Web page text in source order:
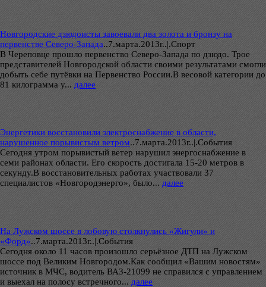
Новгородские дзюдоисты завоевали два золота и бронзу на
первенстве Северо-Запада..7.марта.2013г..|.Спорт
В Череповце прошло первенство Северо-Запада по дзюдо. Трое
представителей Новгородской области своими результатами смогли
добыть себе путёвки на Первенство России.В весовой категории до
81 килограмма у... далее
Энергетики восстановили электроснабжение в области,
нарушенное порывистым ветром..7.марта.2013г..|.Cобытия
Сегодня утром порывистый ветер нарушил энергоснабжение в
семи районах области. Его скорость достигала 15-20 метров в
секунду.В восстановительных работах участвовали 37
специалистов «Новгородэнерго», было... далее
На Лужском шоссе в лобовую столкнулись «Жигули» и
«Форд»..7.марта.2013г..|.Cобытия
Сегодня около 11 часов произошло серьёзное ДТП на Лужском
шоссе под Великим Новгородом.Как сообщил «Вашим новостям»
источник в МЧС, водитель ВАЗ-21099 не справился с управлением
и выехал на полосу встречного... далее